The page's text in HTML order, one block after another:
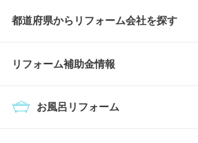
都道府県からリフォーム会社を探す
リフォーム補助金情報
お風呂リフォーム